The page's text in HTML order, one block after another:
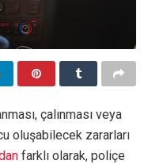
çalınması veya
oluşabilecek zararları
farklı olarak, poliçe